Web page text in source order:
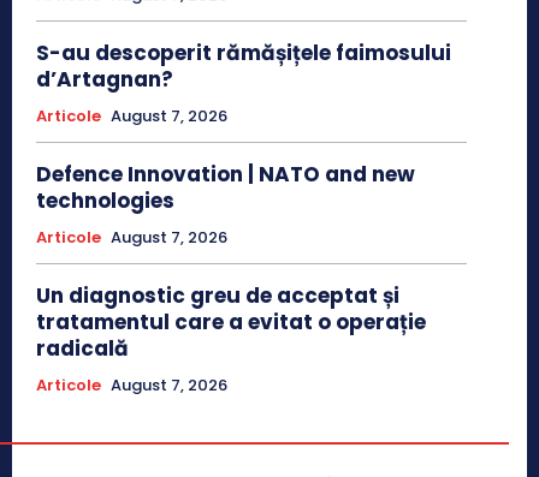
S-au descoperit rămășițele faimosului
d’Artagnan?
Articole August 7, 2026
Defence Innovation | NATO and new
technologies
Articole August 7, 2026
Un diagnostic greu de acceptat și
tratamentul care a evitat o operație
radicală
Articole August 7, 2026